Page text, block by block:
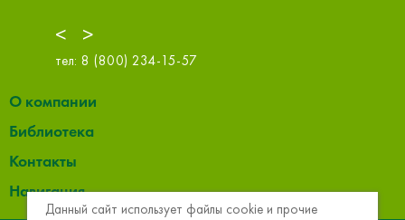
< >
тел: 8 (800) 234-15-57
О компании
Библиотека
Контакты
Навигация
Данный сайт использует файлы cookie и прочие